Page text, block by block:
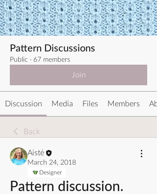
Pattern Discussions
Public · 67 members
Join
Discussion Media Files Members
Back
Aistė
March 24, 2018
Designer
Pattern discussion.